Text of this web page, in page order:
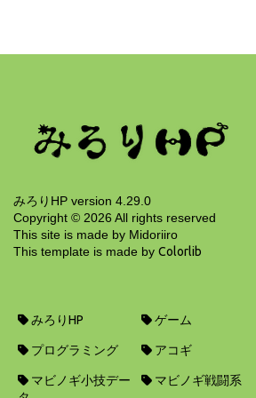
的コーディング
みろりHP version 4.29.0
Copyright © 2026 All rights reserved
This site is made by Midoriiro
This template is made by Colorlib
みろりHP ゲーム
プログラミング アコギ
マビノギ小技デー
マビノギ戦闘系